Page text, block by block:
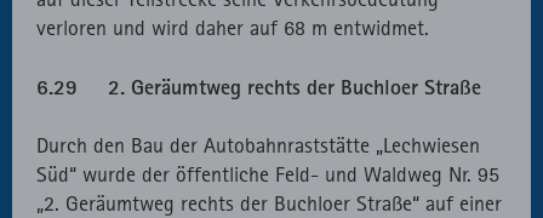
verloren und wird daher auf 68 m entwidmet.
6.29 2. Geräumtweg rechts der Buchloer Straße
Durch den Bau der Autobahnraststätte „Lechwiesen
Süd“ wurde der öffentliche Feld- und Waldweg Nr. 95
„2. Geräumtweg rechts der Buchloer Straße“ auf einer